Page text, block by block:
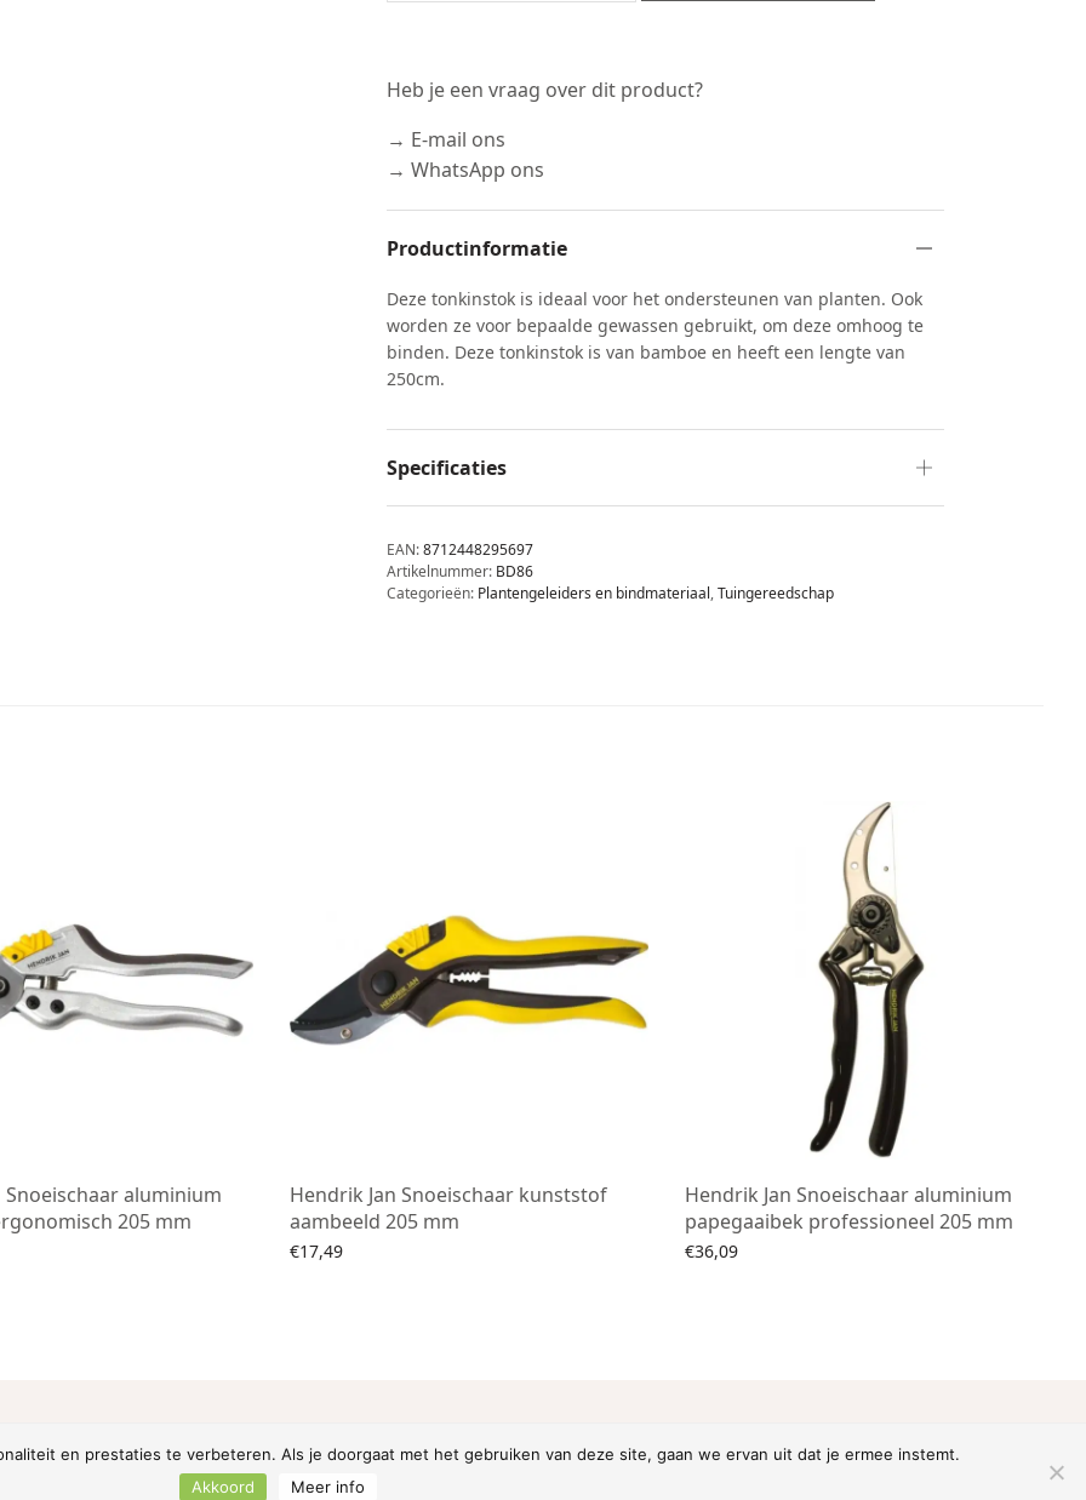
Heb je een vraag over dit product?
→ E-mail ons
→ WhatsApp ons
Productinformatie
Deze tonkinstok is ideaal voor het ondersteunen van planten. Ook
worden ze voor bepaalde gewassen gebruikt, om deze omhoog te
binden. Deze tonkinstok is van bamboe en heeft een lengte van
250cm.
Specificaties
EAN:8712448295697
Artikelnummer: BD86
Categorieën: Plantengeleiders en bindmateriaal,Tuingereedschap
Snoeischaar aluminium
205 mm
Hendrik Jan Snoeischaar kunststof
aambeeld 205 mm
€17,49
Hendrik Jan Snoeischaar aluminium
papegaaibek professioneel 205 mm
€36,09
Framework to access Footer Options inside Appearance > Customize
en prestaties te verbeteren. Als je doorgaat met het gebruiken van deze site, gaan we ervan uit dat je ermee instemt.
Akkoord
Meer info